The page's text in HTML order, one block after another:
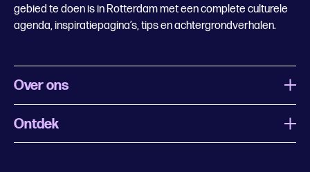
gebied te doen is in Rotterdam met een complete culturele
agenda, inspiratiepagina’s, tips en achtergrondverhalen.
Over ons
Wat is Uitagenda Rotterdam
Ontdek